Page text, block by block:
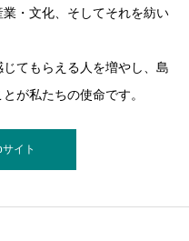
・文化、そしてそれを紡い
てもらえる人を増やし、島
が私たちの使命です。
イト